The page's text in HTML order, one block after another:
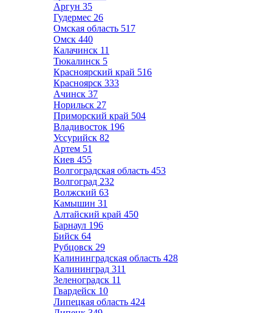
Аргун 35
Гудермес 26
Омская область 517
Омск 440
Калачинск 11
Тюкалинск 5
Красноярский край 516
Красноярск 333
Ачинск 37
Норильск 27
Приморский край 504
Владивосток 196
Уссурийск 82
Артем 51
Киев 455
Волгоградская область 453
Волгоград 232
Волжский 63
Камышин 31
Алтайский край 450
Барнаул 196
Бийск 64
Рубцовск 29
Калининградская область 428
Калининград 311
Зеленоградск 11
Гвардейск 10
Липецкая область 424